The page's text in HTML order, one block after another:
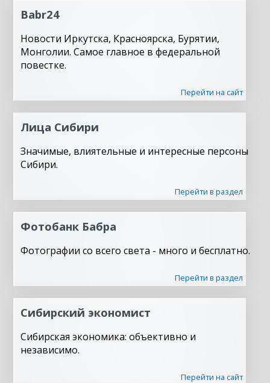
Babr24
Новости Иркутска, Красноярска, Бурятии,
Монголии. Самое главное в федеральной
повестке.
Перейти на сайт
Лица Сибири
Значимые, влиятельные и интересные персоны
Сибири.
Перейти в раздел
Фотобанк Бабра
Фотографии со всего света - много и бесплатно.
Перейти в раздел
Сибирский экономист
Сибирская экономика: объективно и
независимо.
Перейти на сайт